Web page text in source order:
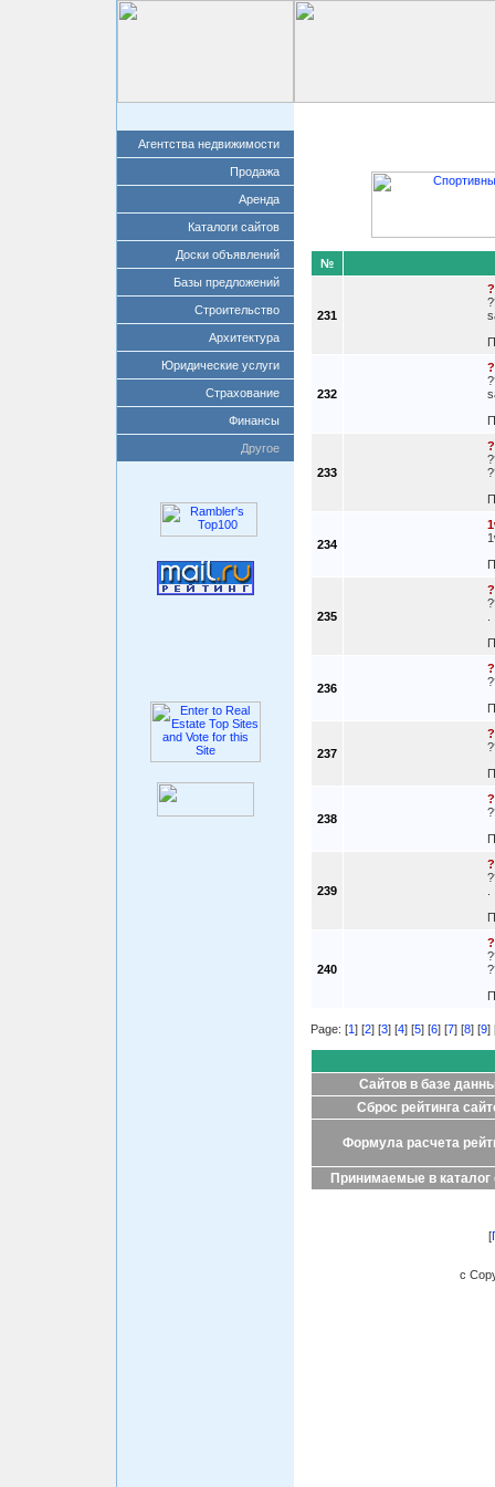
Агентства недвижимости
Продажа
Аренда
Каталоги сайтов
Доски объявлений
Базы предложений
Строительство
Архитектура
Юридические услуги
Страхование
Финансы
Другое
№
231
232
233
234
235
236
237
238
239
240
Page: [1] [2] [3] [4] [5] [6] [7] [8] [9]
Сайтов в базе
Сброс рейтинга
Формула расчета
Принимаемые в каталог
[
c